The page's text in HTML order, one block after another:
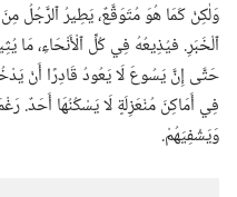
وَلٰكِنْ كَمَا هُوَ مُتَوَقَّعٌ،‏ يَطِيرُ ٱلرَّجُلُ
ٱلْخَبَرِ.‏ فيُذِيعُهُ فِي كُلِّ ٱلْأَنْحَاءِ،‏ مَا
حَتَّى إِنَّ يَسُوعَ لَا يَعُودُ قَادِرًا أَنْ
فِي أَمَاكِنَ مُنْعَزِلَةٍ لَا يَسْكُنُهَا أَحَدٌ.‏
وَيَشْفِيَهُمْ.‏